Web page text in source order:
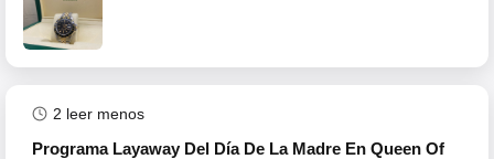
2 leer menos
Programa Layaway Del Día De La Madre En Queen Of